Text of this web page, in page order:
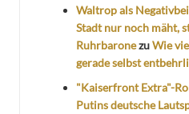
Waltrop als
Stadt nur noch mäht,
RuhrbaronezuWie
gerade selbst
"Kaiserfront Extra"-
Putins deutsche